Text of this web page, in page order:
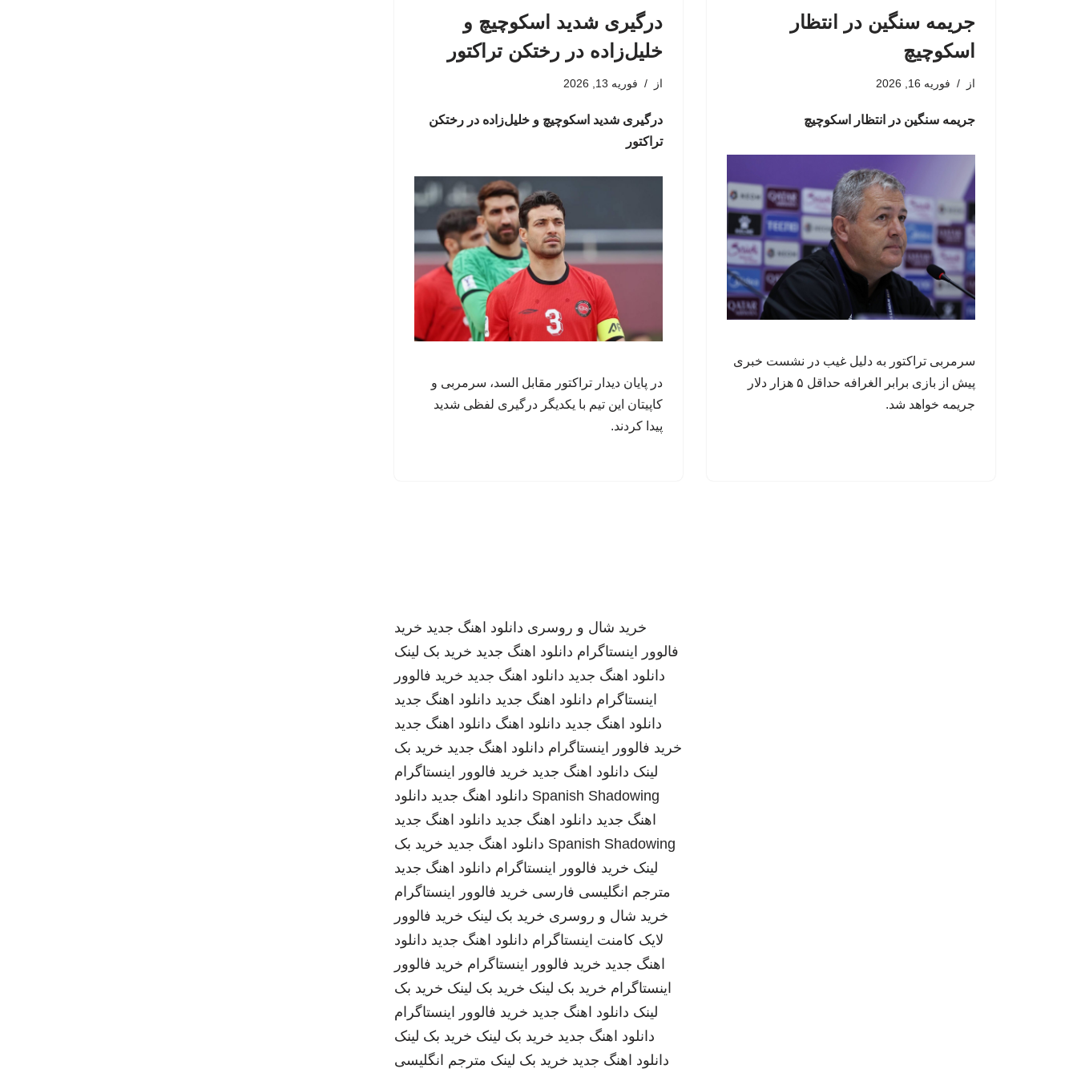
جریمه سنگین در انتظار
اسکوچیچ
از فوریه 16, 2026
جریمه سنگین در انتظار اسکوچیچ
سرمربی تراکتور به دلیل غیب در نشست خبری
پیش از بازی برابر الغرافه حداقل ۵ هزار دلار
جریمه خواهد شد.
درگیری شدید اسکوچیچ و
خلیل‌زاده در رختکن تراکتور
از فوریه 13, 2026
درگیری شدید اسکوچیچ و خلیل‌زاده در رختکن
تراکتور
در پایان دیدار تراکتور مقابل السد، سرمربی و
کاپیتان این تیم با یکدیگر درگیری لفظی شدید
پیدا کردند.
خرید شال و روسری دانلود اهنگ جدید خرید
فالوور اینستاگرام دانلود اهنگ جدید خرید بک لینک
دانلود اهنگ جدید دانلود اهنگ جدید خرید فالوور
اینستاگرام دانلود اهنگ جدید دانلود اهنگ جدید
دانلود اهنگ جدید دانلود اهنگ دانلود اهنگ جدید
خرید فالوور اینستاگرام دانلود اهنگ جدید خرید بک
لینک دانلود اهنگ جدید خرید فالوور اینستاگرام
Spanish Shadowing دانلود اهنگ جدید دانلود
اهنگ جدید دانلود اهنگ جدید دانلود اهنگ جدید
Spanish Shadowing دانلود اهنگ جدید خرید بک
لینک خرید فالوور اینستاگرام دانلود اهنگ جدید
مترجم انگلیسی فارسی خرید فالوور اینستاگرام
خرید شال و روسری خرید بک لینک خرید فالوور
لایک کامنت اینستاگرام دانلود اهنگ جدید دانلود
اهنگ جدید خرید فالوور اینستاگرام خرید فالوور
اینستاگرام خرید بک لینک خرید بک لینک خرید بک
لینک دانلود اهنگ جدید خرید فالوور اینستاگرام
دانلود اهنگ جدید خرید بک لینک خرید بک لینک
دانلود اهنگ جدید خرید بک لینک مترجم انگلیسی